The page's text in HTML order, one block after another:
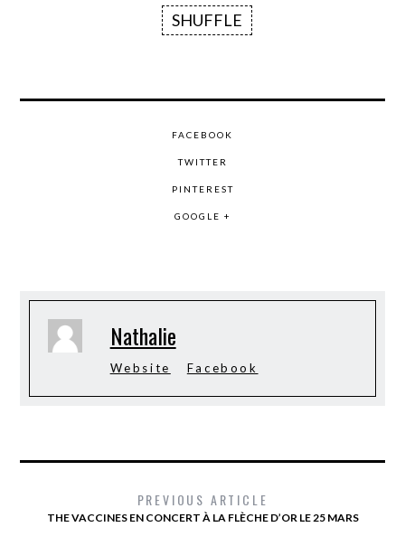
SHUFFLE
FACEBOOK
TWITTER
PINTEREST
GOOGLE +
Nathalie
Website Facebook
PREVIOUS ARTICLE
THE VACCINES EN CONCERT À LA FLÈCHE D’OR LE 25 MARS